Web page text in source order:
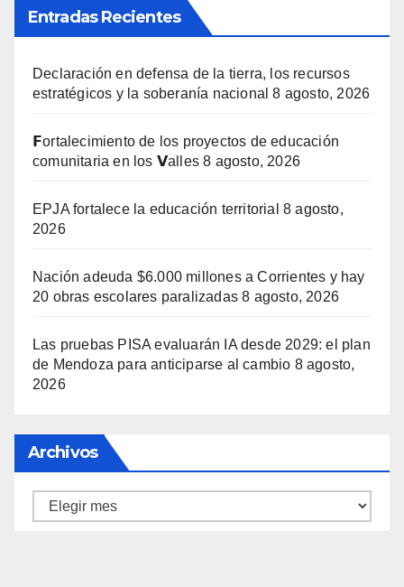
Entradas Recientes
Declaración en defensa de la tierra, los recursos
estratégicos y la soberanía nacional 8 agosto, 2026
𝗙ortalecimiento de los proyectos de educación
comunitaria en los 𝗩alles 8 agosto, 2026
EPJA fortalece la educación territorial 8 agosto,
2026
Nación adeuda $6.000 millones a Corrientes y hay
20 obras escolares paralizadas 8 agosto, 2026
Las pruebas PISA evaluarán IA desde 2029: el plan
de Mendoza para anticiparse al cambio 8 agosto,
2026
Archivos
Archivos